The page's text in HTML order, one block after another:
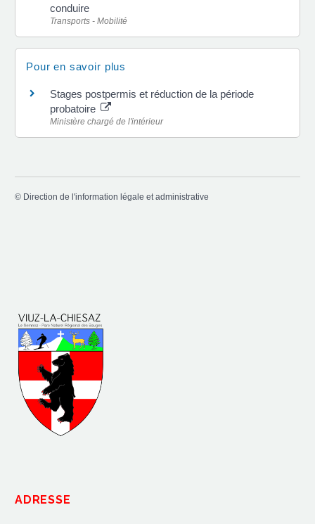
conduire
Transports - Mobilité
Pour en savoir plus
Stages postpermis et réduction de la période
probatoire
Ministère chargé de l'intérieur
© Direction de l'information légale et administrative
ADRESSE